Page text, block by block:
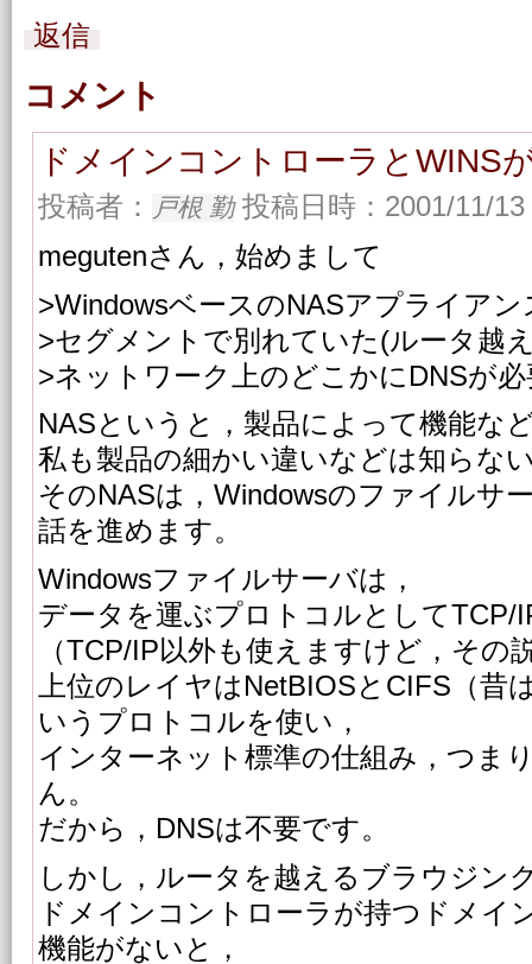
返信
コメント
ドメインコントローラとWINS
投稿者： 戸根 勤投稿日時：2001/11/13
megutenさん，始めまして
>WindowsベースのNASアプライア
>セグメントで別れていた(ルータ越
>ネットワーク上のどこかにDNSが
NASというと，製品によって機能な
私も製品の細かい違いなどは知らな
そのNASは，Windowsのファイルサ
話を進めます。
Windowsファイルサーバは，
データを運ぶプロトコルとしてTCP/
（TCP/IP以外も使えますけど，その
上位のレイヤはNetBIOSとCIFS（昔
いうプロトコルを使い，
インターネット標準の仕組み，つま
ん。
だから，DNSは不要です。
しかし，ルータを越えるブラウジン
ドメインコントローラが持つドメイ
機能がないと，